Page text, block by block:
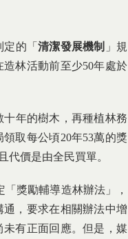
定的「清潔發展機制 」規
林活動前至少50年處於
年的樹木，再種植林務
取每公頃20年53萬的獎
代價是由全民買單。
獎勵輔導造林辦法」，
，要求在相關辦法中增
有正面回應。但是，媒